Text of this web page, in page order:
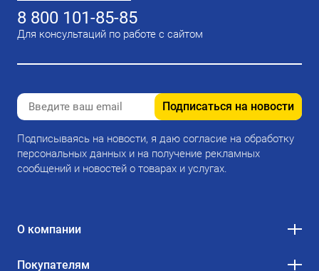
8 800 101-85-85
Для консультаций по работе с сайтом
Подписаться на новости
Подписываясь на новости, я даю согласие на обработку
персональных данных и на получение рекламных
сообщений и новостей о товарах и услугах.
О компании
Покупателям